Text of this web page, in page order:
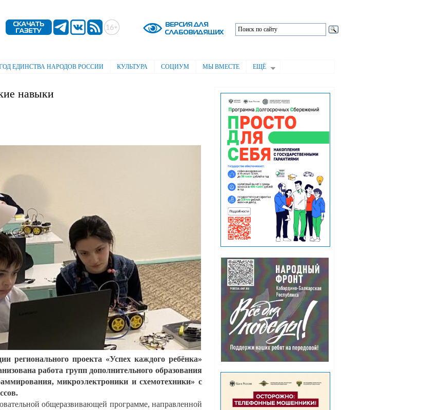
содержанию
ЕДИНСТВА НАРОДОВ РОССИИ КУЛЬТУРА СОЦИУМ МЫ ВМЕСТЕ ЕЩЁ
навыки
проекта «Успех каждого ребёнка»
работа групп дополнительного образования
микроэлектроники и схемотехники» с
общеразвивающей программе, направленной